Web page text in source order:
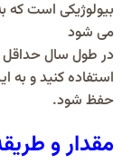
بیولوژیکی است که
می شود
در طول سال حداقل
استفاده کنید و به
حفظ شود.
مقدار و